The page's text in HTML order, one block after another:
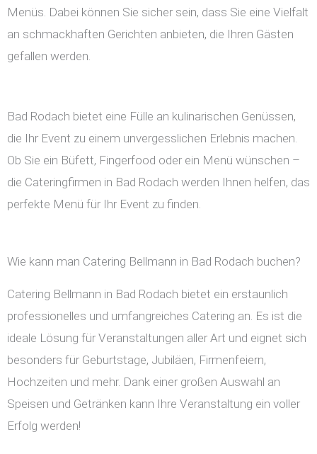
Menüs. Dabei können Sie sicher sein, dass Sie eine Vielfalt
an schmackhaften Gerichten anbieten, die Ihren Gästen
gefallen werden.
Bad Rodach bietet eine Fülle an kulinarischen Genüssen,
die Ihr Event zu einem unvergesslichen Erlebnis machen.
Ob Sie ein Büfett, Fingerfood oder ein Menü wünschen –
die Cateringfirmen in Bad Rodach werden Ihnen helfen, das
perfekte Menü für Ihr Event zu finden.
Wie kann man Catering Bellmann in Bad Rodach buchen?
Catering Bellmann in Bad Rodach bietet ein erstaunlich
professionelles und umfangreiches Catering an. Es ist die
ideale Lösung für Veranstaltungen aller Art und eignet sich
besonders für Geburtstage, Jubiläen, Firmenfeiern,
Hochzeiten und mehr. Dank einer großen Auswahl an
Speisen und Getränken kann Ihre Veranstaltung ein voller
Erfolg werden!